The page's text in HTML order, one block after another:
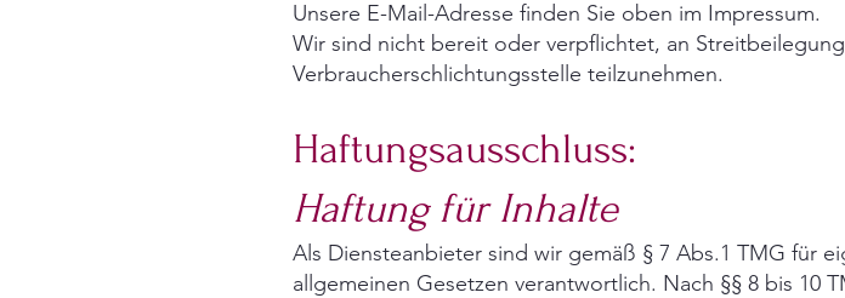
Unsere E-Mail-Adresse finden Sie oben im Impressum.
Wir sind nicht bereit oder verpflichtet, an
Verbraucherschlichtungsstelle teilzunehmen.
Haftungsausschluss:
Haftung für Inhalte
Als Diensteanbieter sind wir gemäß § 7 Abs.1 TMG für
allgemeinen Gesetzen verantwortlich. Nach §§ 8 bis 10